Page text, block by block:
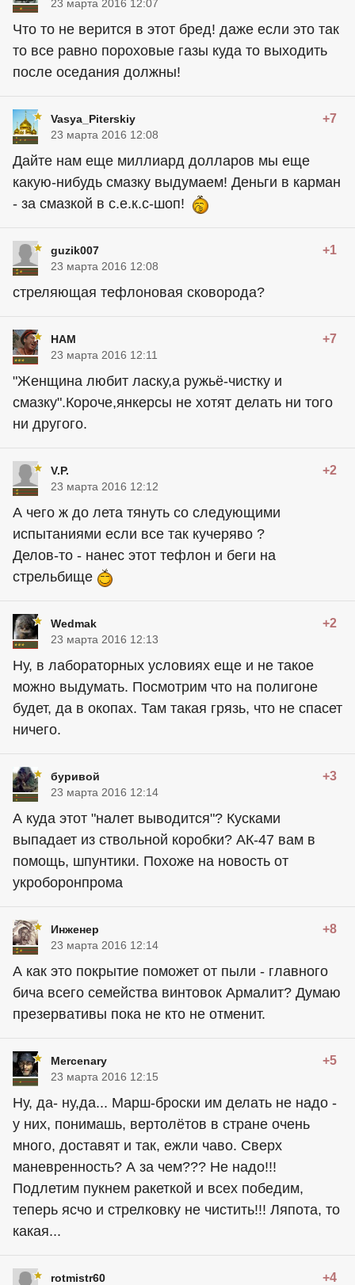
23 марта 2016 12:07
Что то не верится в этот бред! даже если это так
то все равно пороховые газы куда то выходить
после оседания должны!
Vasya_Piterskiy +7
23 марта 2016 12:08
Дайте нам еще миллиард долларов мы еще
какую-нибудь смазку выдумаем! Деньги в карман
- за смазкой в с.е.к.с-шоп!
guzik007 +1
23 марта 2016 12:08
стреляющая тефлоновая сковорода?
HAM +7
23 марта 2016 12:11
"Женщина любит ласку,а ружьё-чистку и
смазку".Короче,янкерсы не хотят делать ни того
ни другого.
V.P. +2
23 марта 2016 12:12
А чего ж до лета тянуть со следующими
испытаниями если все так кучеряво ?
Делов-то - нанес этот тефлон и беги на
стрельбище
Wedmak +2
23 марта 2016 12:13
Ну, в лабораторных условиях еще и не такое
можно выдумать. Посмотрим что на полигоне
будет, да в окопах. Там такая грязь, что не спасет
ничего.
буривой +3
23 марта 2016 12:14
А куда этот "налет выводится"? Кусками
выпадает из ствольной коробки? АК-47 вам в
помощь, шпунтики. Похоже на новость от
укроборонпрома
Инжeнeр +8
23 марта 2016 12:14
А как это покрытие поможет от пыли - главного
бича всего семейства винтовок Армалит? Думаю
презервативы пока не кто не отменит.
Mercenary +5
23 марта 2016 12:15
Ну, да- ну,да... Марш-броски им делать не надо -
у них, понимашь, вертолётов в стране очень
много, доставят и так, ежли чаво. Сверх
маневренность? А за чем??? Не надо!!!
Подлетим пукнем ракеткой и всех победим,
теперь ясчо и стрелковку не чистить!!! Ляпота, то
какая...
rotmistr60 +4